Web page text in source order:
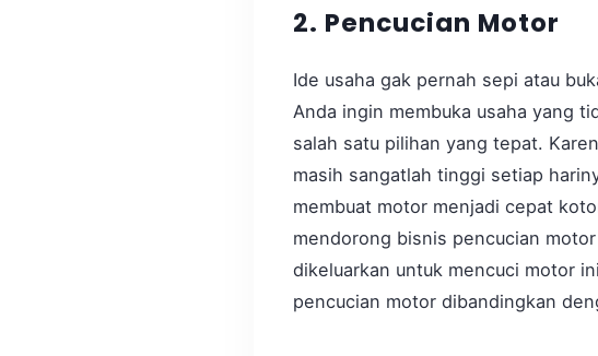
2. Pencucian Motor
Ide usaha gak pernah sepi atau
Anda ingin membuka usaha yang
salah satu pilihan yang tepat.
masih sangatlah tinggi setiap
membuat motor menjadi cepat
mendorong bisnis pencucian
dikeluarkan untuk mencuci motor
pencucian motor dibandingkan